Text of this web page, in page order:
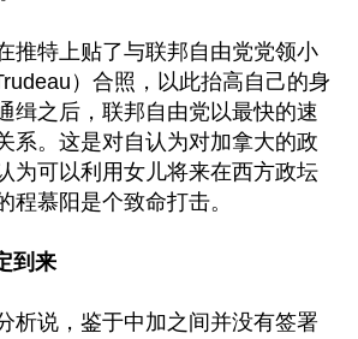
推特上贴了与联邦自由党党领小
）合照，以此抬高自己的身
缉之后，联邦自由党以最快的速
系。这是对自认为对加拿大的政
为可以利用女儿将来在西方政坛
程慕阳是个致命打击。
到来
析说，鉴于中加之间并没有签署